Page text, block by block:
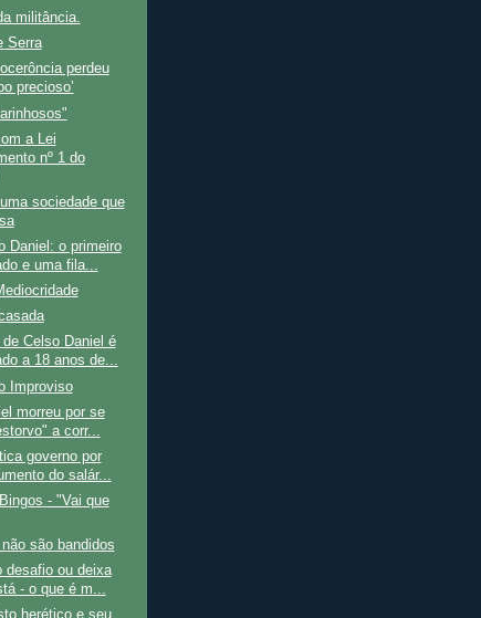
militância.
Serra
perdeu
precioso’
a Lei
nº 1 do
sociedade que
Daniel: o primeiro
e uma fila...
Celso Daniel é
a 18 anos de...
Improviso
morreu por se
a corr...
governo por
do salár...
- "Vai que
são bandidos
desafio ou deixa
- o que é m...